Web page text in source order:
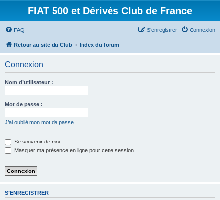
FIAT 500 et Dérivés Club de France
FAQ Connexion
S’enregistrer
Retour au site du Club Index du forum
Connexion
Nom d’utilisateur :
Mot de passe :
J’ai oublié mon mot de passe
Se souvenir de moi
Masquer ma présence en ligne pour cette session
S’ENREGISTRER